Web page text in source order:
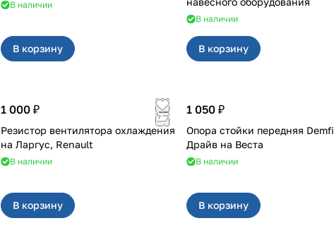
В наличии
В корзину
В наличии
В корзину
1 000 ₽
Резистор вентилятора охлаждения
на Ларгус, Renault
В наличии
В корзину
1 050 ₽
Опора стойки передняя Demfi
Драйв на Веста
В наличии
В корзину